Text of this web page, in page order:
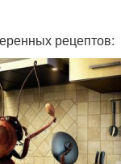
рецептов: